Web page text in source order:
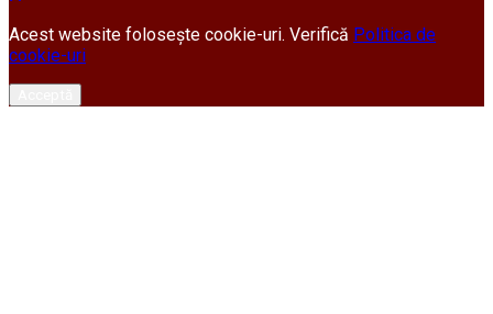
Acest website folosește cookie-uri. Verifică Politica de
cookie-uri